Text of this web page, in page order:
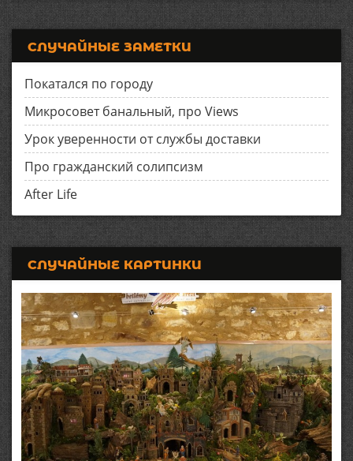
СЛУЧАЙНЫЕ ЗАМЕТКИ
Покатался по городу
Микросовет банальный, про Views
Урок уверенности от службы доставки
Про гражданский солипсизм
After Life
СЛУЧАЙНЫЕ КАРТИНКИ